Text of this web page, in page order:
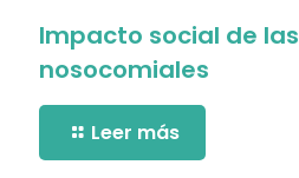
Impacto social de
nosocomiales
Leer más